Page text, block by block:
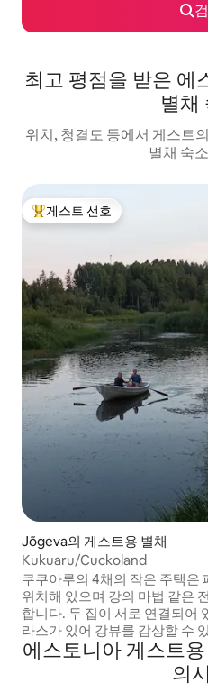
최고 평점을 받은 에
별채
위치, 청결도 등에서 게스트
별채 숙
상위 게스트 선호
게스트 선호
Jõgeva의 게스트용 별채
Kukuaru/Cuckoland
쿠쿠아루의 4채의 작은 주택은
위치해 있으며 강의 마법 같은
합니다. 두 집이 서로 연결되어
라스가 있어 강뷰를 감상할 수
곳에서는 자연과 함께 특별한
식을 취할 수 있습니다. 사우나와 수영 시설
이 있습니다. 보트 타기, 자전거
에스토니아 게스트
의